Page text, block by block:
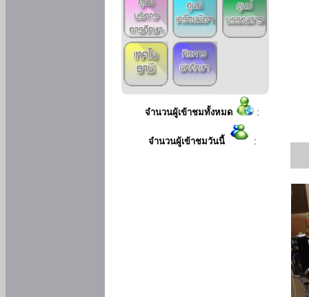
จำนวนผู้เข้าชมทั้งหมด :
จำนวนผู้เข้าชมวันนี้ :